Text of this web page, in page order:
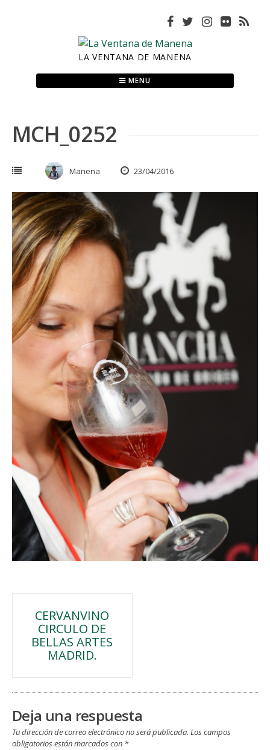
LA VENTANA DE MANENA
MENU
MCH_0252
Manena 23/04/2016
Navegación
de
entradas
CERVANVINO
CIRCULO DE
BELLAS ARTES
MADRID.
Deja una respuesta
Tu dirección de correo electrónico no será publicada. Los campos
obligatorios están marcados con *